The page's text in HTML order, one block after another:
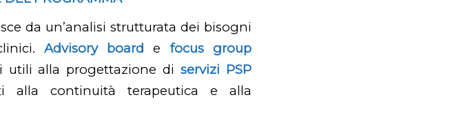
da un’analisi strutturata dei bisogni
Advisory boarde focus group
utili alla progettazione diservizi PSP
alla continuità terapeutica e alla